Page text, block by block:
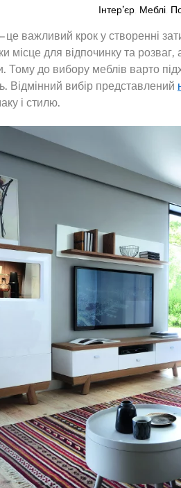
Інтер’єр, Меблі,
– це важливий крок у створенні
місце для відпочинку та
Тому до вибору меблів варто
Відмінний вибір представлений
і стилю.